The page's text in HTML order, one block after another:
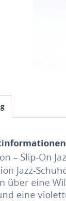
– Slip-On
Jazz-
über eine
eine